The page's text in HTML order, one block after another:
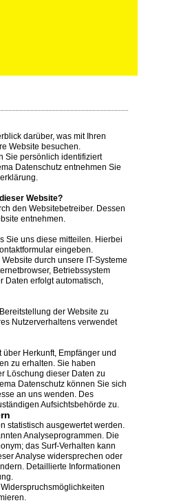
darüber, was mit Ihren
Website besuchen.
Sie persönlich identifiziert
Datenschutz entnehmen Sie
Website?
den Websitebetreiber. Dessen
entnehmen.
Sie uns diese mitteilen. Hierbei
eingeben.
durch unsere IT-Systeme
Betriebssystem
Daten erfolgt automatisch,
der Website zu
Nutzerverhaltens verwendet
Herkunft, Empfänger und
zu erhalten. Sie haben
Löschung dieser Daten zu
Datenschutz können Sie sich
an uns wenden. Des
Aufsichtsbehörde zu.
statistisch ausgewertet werden.
Analyseprogrammen. Die
das Surf-Verhalten kann
Analyse widersprechen oder
Detaillierte Informationen